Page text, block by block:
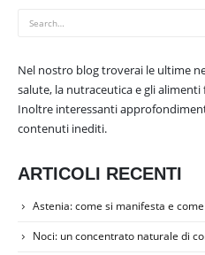
Nel nostro blog troverai le ultime
salute, la nutraceutica e gli alimenti
Inoltre interessanti
contenuti inediti.
ARTICOLI RECENTI
Astenia: come si manifesta e
Noci: un concentrato naturale di